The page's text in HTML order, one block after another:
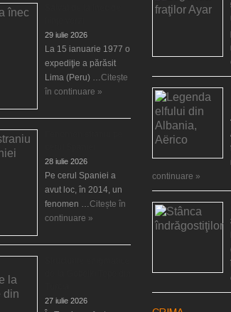
29 iulie 2026
La 15 ianuarie 1977 o
expediţie a părăsit
Lima (Peru) …Citește
în continuare »
28 iulie 2026
Pe cerul Spaniei a
avut loc, în 2014, un
fenomen …Citește în
continuare »
27 iulie 2026
continuare »